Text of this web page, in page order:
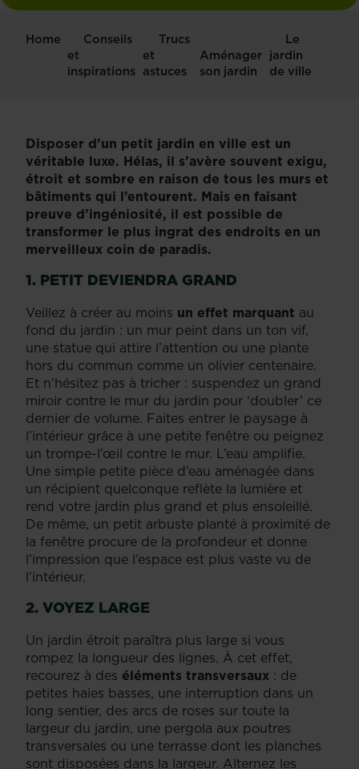
Home
Conseils
et
inspirations
Trucs
et
astuces
Aménager
son jardin
Le
jardin
de ville
Disposer d’un petit jardin en ville est un
véritable luxe. Hélas, il s’avère souvent exigu,
étroit et sombre en raison de tous les murs et
bâtiments qui l’entourent. Mais en faisant
preuve d’ingéniosité, il est possible de
transformer le plus ingrat des endroits en un
merveilleux coin de paradis.
1. PETIT DEVIENDRA GRAND
Veillez à créer au moins un effet marquant au
fond du jardin : un mur peint dans un ton vif,
une statue qui attire l’attention ou une plante
hors du commun comme un olivier centenaire.
Et n’hésitez pas à tricher : suspendez un grand
miroir contre le mur du jardin pour ‘doubler’ ce
dernier de volume. Faites entrer le paysage à
l’intérieur grâce à une petite fenêtre ou peignez
un trompe-l’œil contre le mur. L’eau amplifie.
Une simple petite pièce d’eau aménagée dans
un récipient quelconque reflète la lumière et
rend votre jardin plus grand et plus ensoleillé.
De même, un petit arbuste planté à proximité de
la fenêtre procure de la profondeur et donne
l’impression que l’espace est plus vaste vu de
l’intérieur.
2. VOYEZ LARGE
Un jardin étroit paraîtra plus large si vous
rompez la longueur des lignes. À cet effet,
recourez à des éléments transversaux : de
petites haies basses, une interruption dans un
long sentier, des arcs de roses sur toute la
largeur du jardin, une pergola aux poutres
transversales ou une terrasse dont les planches
sont disposées dans la largeur. Alternez les